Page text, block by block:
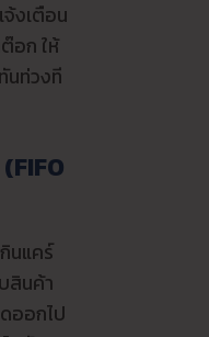
งเตือน
อก ให้
นท่วงที
นแคร์
สินค้า
ออกไป